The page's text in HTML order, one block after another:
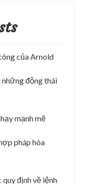
của Arnold
động thái
mạnh mẽ
pháp hóa
định về lệnh